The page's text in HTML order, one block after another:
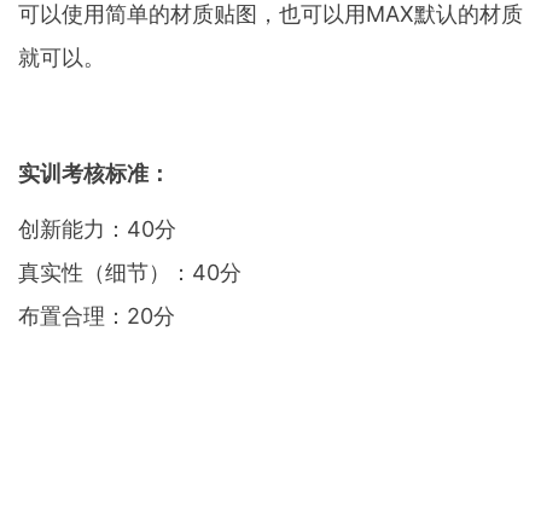
可以使用简单的材质贴图，也可以用MAX默认的材质
就可以。
实训考核标准：
创新能力：40分
真实性（细节）：40分
布置合理：20分